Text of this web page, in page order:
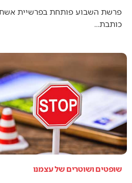
פרשת השבוע פותחת בפרשיית אשת
כותבת…
שופטים ושוטרים של עצמנו